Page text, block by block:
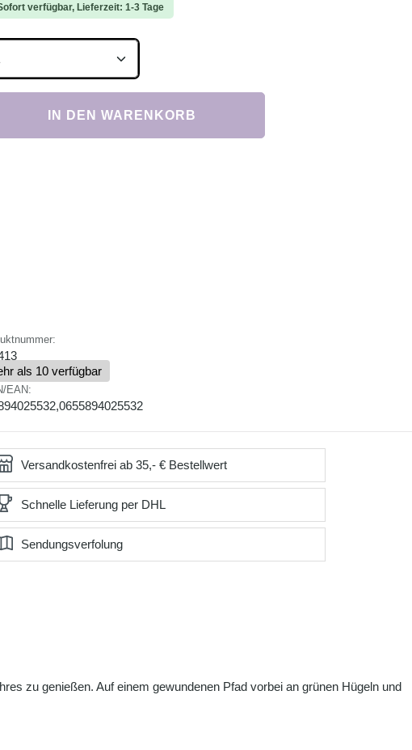
verfügbar, Lieferzeit: 1-3 Tage
Anzahl: Gib den gewünschten Wert ein
IN DEN WARENKORB
als 10 verfügbar
EAN:
Versandkostenfrei ab 35,- € Bestellwert
Schnelle Lieferung per DHL
Sendungsverfolung
zu genießen. Auf einem gewundenen Pfad vorbei an grünen Hügeln und